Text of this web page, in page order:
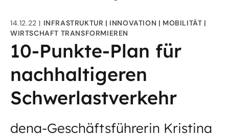
Startseite
14.12.22 INFRASTRUKTUR INNOVATION
MOBILITÄT
WIRTSCHAFT TRANSFORMIEREN
10-Punkte-Plan für
nachhaltigeren
Schwerlastverkehr
dena-Geschäftsführerin Kristina